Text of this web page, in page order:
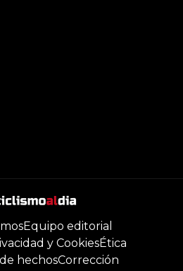
Equipo editorial
y CookiesÉtica
hechosCorrección